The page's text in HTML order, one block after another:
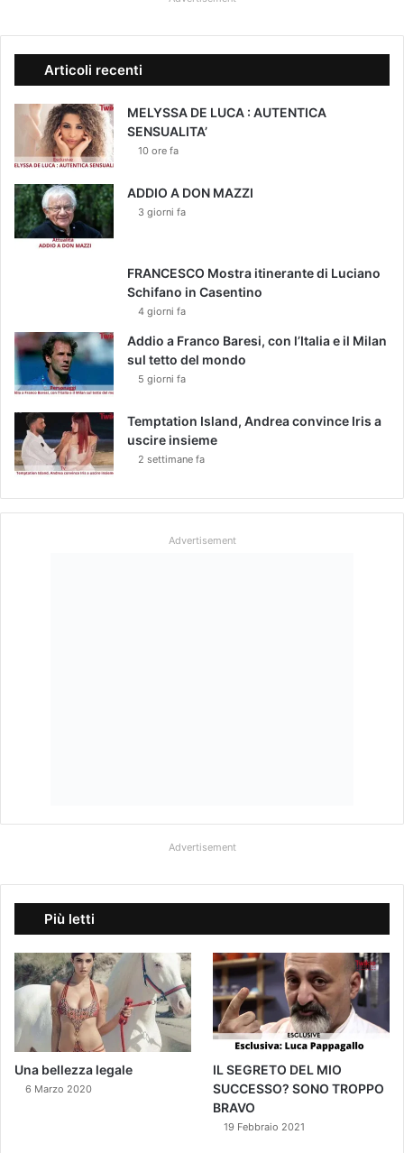
n
a
M
o
d
a
n
o
Articoli recenti
MELYSSA DE LUCA : AUTENTICA
SENSUALITA’
10 ore fa
ADDIO A DON MAZZI
3 giorni fa
FRANCESCO Mostra itinerante di Luciano
Schifano in Casentino
4 giorni fa
Addio a Franco Baresi, con l’Italia e il Milan
sul tetto del mondo
5 giorni fa
Temptation Island, Andrea convince Iris a
uscire insieme
2 settimane fa
Advertisement
Advertisement
Più letti
Una bellezza legale
6 Marzo 2020
IL SEGRETO DEL MIO
SUCCESSO? SONO TROPPO
BRAVO
19 Febbraio 2021